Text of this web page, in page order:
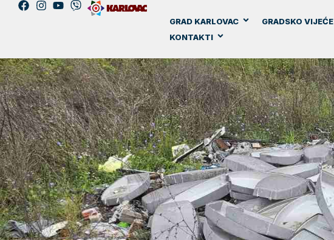
GRAD KARLOVAC GRADSKO VIJEĆE
KONTAKTI